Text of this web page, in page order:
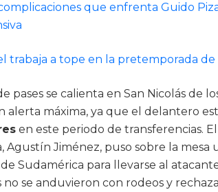
complicaciones que enfrenta Guido
trabaja a tope en la pretemporada de
pases se calienta en San Nicolás de
alerta máxima, ya que el delantero
en este periodo de transferencias.
Agustín Jiménez, puso sobre la mesa
Sudamérica para llevarse al
no se anduvieron con rodeos y